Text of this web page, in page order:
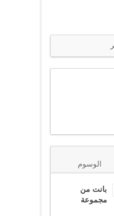
الوسوم
بانت من
مجموعة